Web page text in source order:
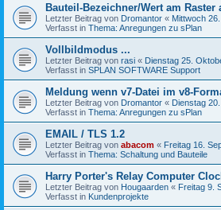
Bauteil-Bezeichner/Wert am Raster
Letzter Beitrag von Dromantor « Mittwoch
Verfasst in Thema: Anregungen zu sPlan
Vollbildmodus ...
Letzter Beitrag von rasi « Dienstag 25.
Verfasst in SPLAN SOFTWARE Support
Meldung wenn v7-Datei im v8-
Letzter Beitrag von Dromantor « Dienstag
Verfasst in Thema: Anregungen zu sPlan
EMAIL / TLS 1.2
Letzter Beitrag von abacom « Freitag 16.
Verfasst in Thema: Schaltung und Bauteile
Harry Porter's Relay Computer
Letzter Beitrag von Hougaarden « Freitag 9.
Verfasst in Kundenprojekte